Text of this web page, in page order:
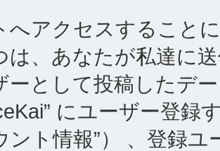
へアクセスすること
は、あなたが私達に
ーとして投稿したデ
にユーザー登録
ント情報”） 、登録